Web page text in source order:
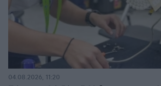
04.08.2026, 11:20